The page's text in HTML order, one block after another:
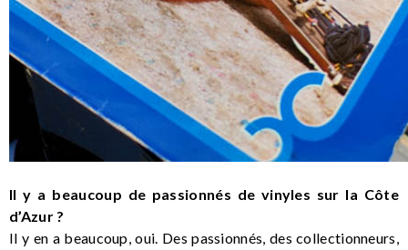
Il y a beaucoup de passionnés de vinyles sur la Côte
d’Azur ?
Il y en a beaucoup, oui. Des passionnés, des collectionneurs,